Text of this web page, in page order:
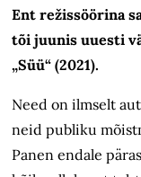
Ent režissöörina
tõi juunis uuesti
„Süü“ (2021).
Need on ilmselt
neid publiku
Panen endale